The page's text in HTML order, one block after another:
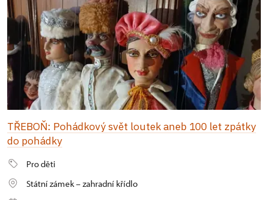
TŘEBOŇ: Pohádkový svět loutek aneb 100 let zpátky
do pohádky
Pro děti
Státní zámek – zahradní křídlo